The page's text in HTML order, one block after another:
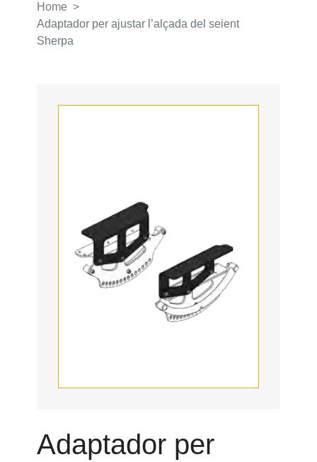
Home
Adaptador per ajustar l’alçada del seient
Sherpa
Adaptador per